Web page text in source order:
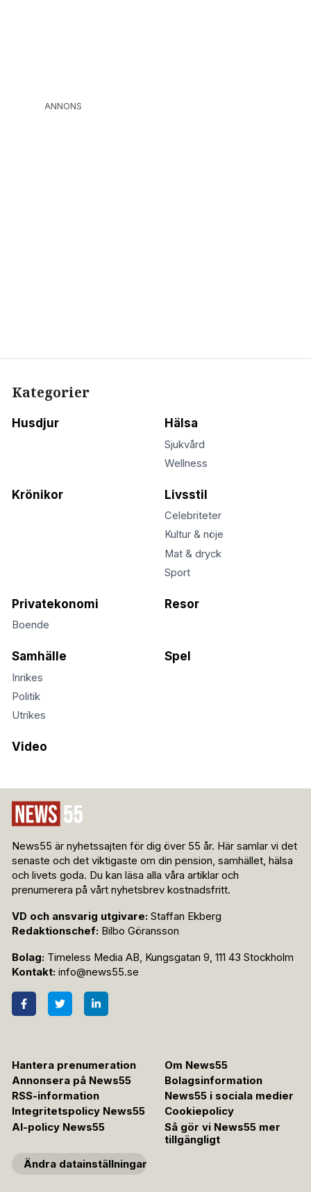
ANNONS
Kategorier
Husdjur Hälsa
Sjukvård
Wellness
Krönikor Livsstil
Celebriteter
Kultur & nöje
Mat & dryck
Sport
Privatekonomi
Boende
Resor
Samhälle
Inrikes
Politik
Utrikes
Spel
Video
News55 är nyhetssajten för dig över 55 år. Här samlar vi det
senaste och det viktigaste om din pension, samhället, hälsa
och livets goda. Du kan läsa alla våra artiklar och
prenumerera på vårt nyhetsbrev kostnadsfritt.
VD och ansvarig utgivare: Staffan Ekberg
Redaktionschef: Bilbo Göransson
Bolag: Timeless Media AB, Kungsgatan 9, 111 43 Stockholm
Kontakt: info@news55.se
Hantera prenumeration
Om News55
Annonsera på News55
Bolagsinformation
RSS-information
News55 i sociala medier
Integritetspolicy News55
Cookiepolicy
AI-policy News55
Så gör vi News55 mer
tillgängligt
Ändra datainställningar